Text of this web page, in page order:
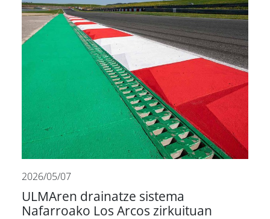
2026/05/07
ULMAren drainatze sistema
Nafarroako Los Arcos zirkuituan